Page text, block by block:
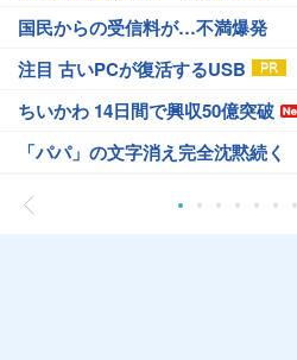
国民からの受信料が…不満爆発
注目 古いPCが復活するUSB
ちいかわ 14日間で興収50億突破
「パパ」の文字消え完全沈黙続く